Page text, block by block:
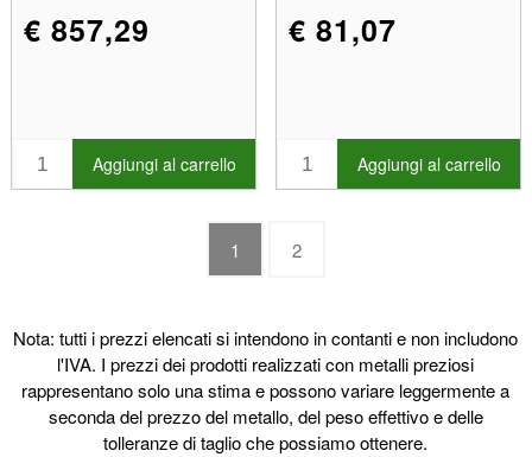
€ 857,29
Aggiungi al carrello
€ 81,07
Aggiungi al carrello
1 2
Nota: tutti i prezzi elencati si intendono in contanti e non includono
l'IVA. I prezzi dei prodotti realizzati con metalli preziosi
rappresentano solo una stima e possono variare leggermente a
seconda del prezzo del metallo, del peso effettivo e delle
tolleranze di taglio che possiamo ottenere.